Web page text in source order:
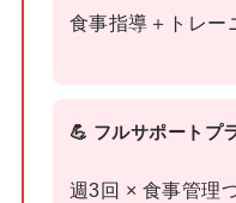
食事指導＋トレー
💪 フルサポートプ
週3回 × 食事管理